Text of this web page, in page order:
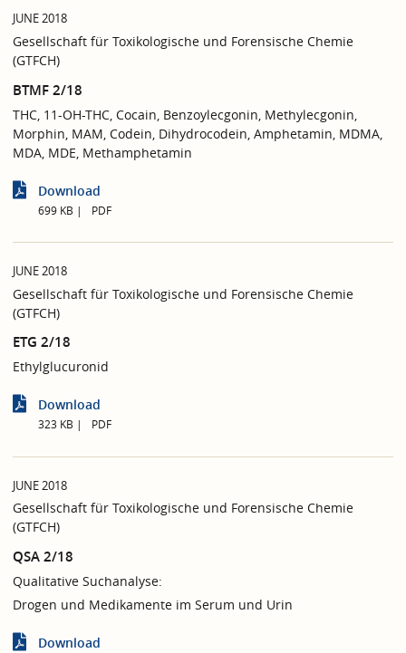
JUNE 2018
Gesellschaft für Toxikologische und Forensische Chemie
(GTFCH)
BTMF 2/18
THC, 11-OH-THC, Cocain, Benzoylecgonin, Methylecgonin,
Morphin, MAM, Codein, Dihydrocodein, Amphetamin, MDMA,
MDA, MDE, Methamphetamin
Download
699 KB PDF
JUNE 2018
Gesellschaft für Toxikologische und Forensische Chemie
(GTFCH)
ETG 2/18
Ethylglucuronid
Download
323 KB PDF
JUNE 2018
Gesellschaft für Toxikologische und Forensische Chemie
(GTFCH)
QSA 2/18
Qualitative Suchanalyse:
Drogen und Medikamente im Serum und Urin
Download